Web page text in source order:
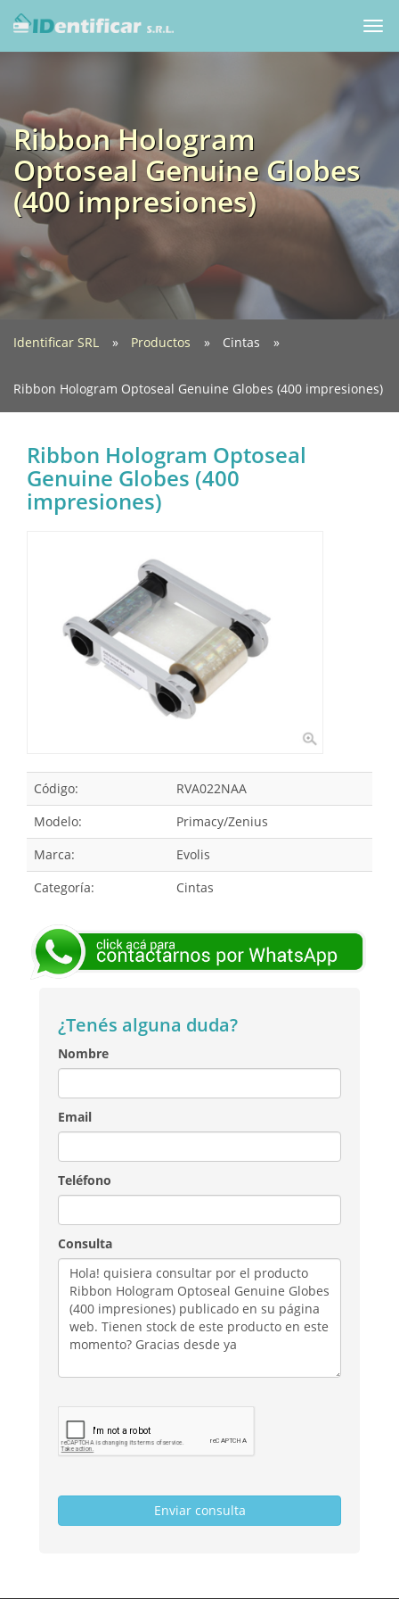
Ribbon Hologram
Optoseal Genuine Globes
(400 impresiones)
Identificar SRL Productos Cintas
Ribbon Hologram Optoseal Genuine Globes (400 impresiones)
Ribbon Hologram Optoseal
Genuine Globes (400
impresiones)
Código:
RVA022NAA
Modelo:
Primacy/Zenius
Marca:
Evolis
Categoría:
Cintas
¿Tenés alguna duda?
Nombre
Email
Teléfono
Consulta